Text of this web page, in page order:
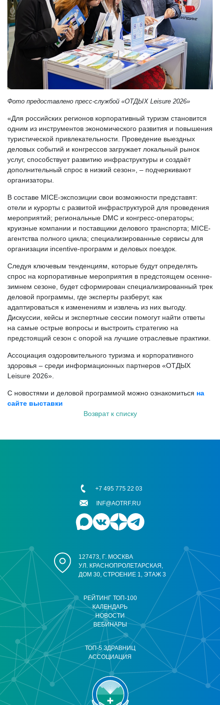
Фото предоставлено пресс-службой «ОТДЫХ Leisure 2026»
«Для российских регионов корпоративный туризм становится
одним из инструментов экономического развития и повышения
туристической привлекательности. Проведение выездных
деловых событий и конгрессов загружает локальный рынок
услуг, способствует развитию инфраструктуры и создаёт
дополнительный спрос в низкий сезон», – подчеркивают
организаторы.
В составе MICE-экспозиции свои возможности представят:
отели и курорты с развитой инфраструктурой для проведения
мероприятий; региональные DMC и конгресс-операторы;
круизные компании и поставщики делового транспорта; MICE-
агентства полного цикла; специализированные сервисы для
организации incentive-программ и деловых поездок.
Следуя ключевым тенденциям, которые будут определять
спрос на корпоративные мероприятия в предстоящем осенне-
зимнем сезоне, будет сформирован специализированный трек
деловой программы, где эксперты разберут, как
адаптироваться к изменениям и извлечь из них выгоду.
Дискуссии, кейсы и экспертные сессии помогут найти ответы
на самые острые вопросы и выстроить стратегию на
предстоящий сезон с опорой на лучшие отраслевые практики.
Ассоциация оздоровительного туризма и корпоративного
здоровья – среди информационных партнеров «ОТДЫХ
Leisure 2026».
С новостями и деловой программой можно ознакомиться на
сайте выставки
Возврат к списку
РЕЙТИНГ ТОП-100
КАЛЕНДАРЬ
НОВОСТИ
ВЕБИНАРЫ
ТОП-5 ЗДРАВНИЦ
АССОЦИАЦИЯ
127473, Г. МОСКВА
УЛ. КРАСНОПРОЛЕТАРСКАЯ,
ДОМ 30, СТРОЕНИЕ 1, ЭТАЖ 3
+7 495 775 22 03
INF@AOTRF.RU